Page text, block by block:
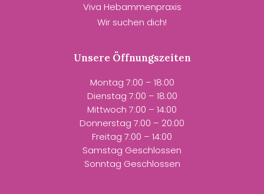
Viva Hebammenpraxis
Wir suchen dich!
Unsere Öffnungszeiten
Montag 7:00 – 18:00
Dienstag 7:00 – 18:00
Mittwoch 7:00 – 14:00
Donnerstag 7:00 – 20:00
Freitag 7:00 – 14:00
Samstag Geschlossen
Sonntag Geschlossen